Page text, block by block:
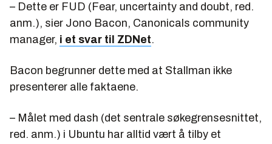
– Dette er FUD (Fear, uncertainty and doubt, red.
anm.), sier Jono Bacon, Canonicals community
manager, i et svar til ZDNet.
Bacon begrunner dette med at Stallman ikke
presenterer alle faktaene.
– Målet med dash (det sentrale søkegrensesnittet,
red. anm.) i Ubuntu har alltid vært å tilby et